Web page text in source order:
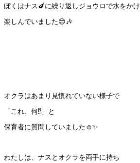
ぼくはナス🍆に繰り返しジョウロで水をかけ
楽しんでいました😊🎶
オクラはあまり見慣れていない様子で
「これ、何⁉️」と
保育者に質問していました☺️✨
わたしは、ナスとオクラを両手に持ち